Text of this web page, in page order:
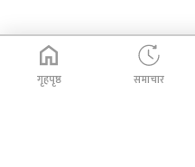
गृहपृष्ठ समाचार